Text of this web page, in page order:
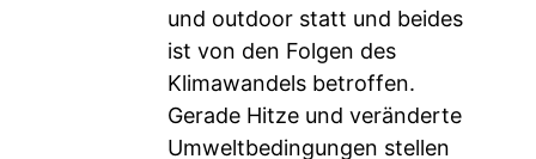
und outdoor statt und beides
ist von den Folgen des
Klimawandels betroffen.
Gerade Hitze und veränderte
Umweltbedingungen stellen